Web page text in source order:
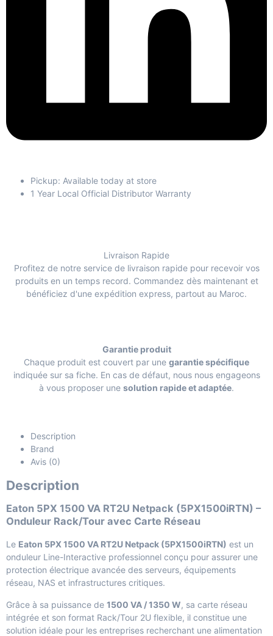
Pickup: Available today at store
1 Year Local Official Distributor Warranty
Livraison Rapide
Profitez de notre service de livraison rapide pour recevoir vos
produits en un temps record. Commandez dès maintenant et
bénéficiez d'une expédition express, partout au Maroc.
Garantie produit
Chaque produit est couvert par une garantie spécifique
indiquée sur sa fiche. En cas de défaut, nous nous engageons
à vous proposer une solution rapide et adaptée.
Description
Brand
Avis (0)
Description
Eaton 5PX 1500 VA RT2U Netpack (5PX1500iRTN) –
Onduleur Rack/Tour avec Carte Réseau
Le Eaton 5PX 1500 VA RT2U Netpack (5PX1500iRTN) est un
onduleur Line-Interactive professionnel conçu pour assurer une
protection électrique avancée des serveurs, équipements
réseau, NAS et infrastructures critiques.
Grâce à sa puissance de 1500 VA / 1350 W, sa carte réseau
intégrée et son format Rack/Tour 2U flexible, il constitue une
solution idéale pour les entreprises recherchant une alimentation